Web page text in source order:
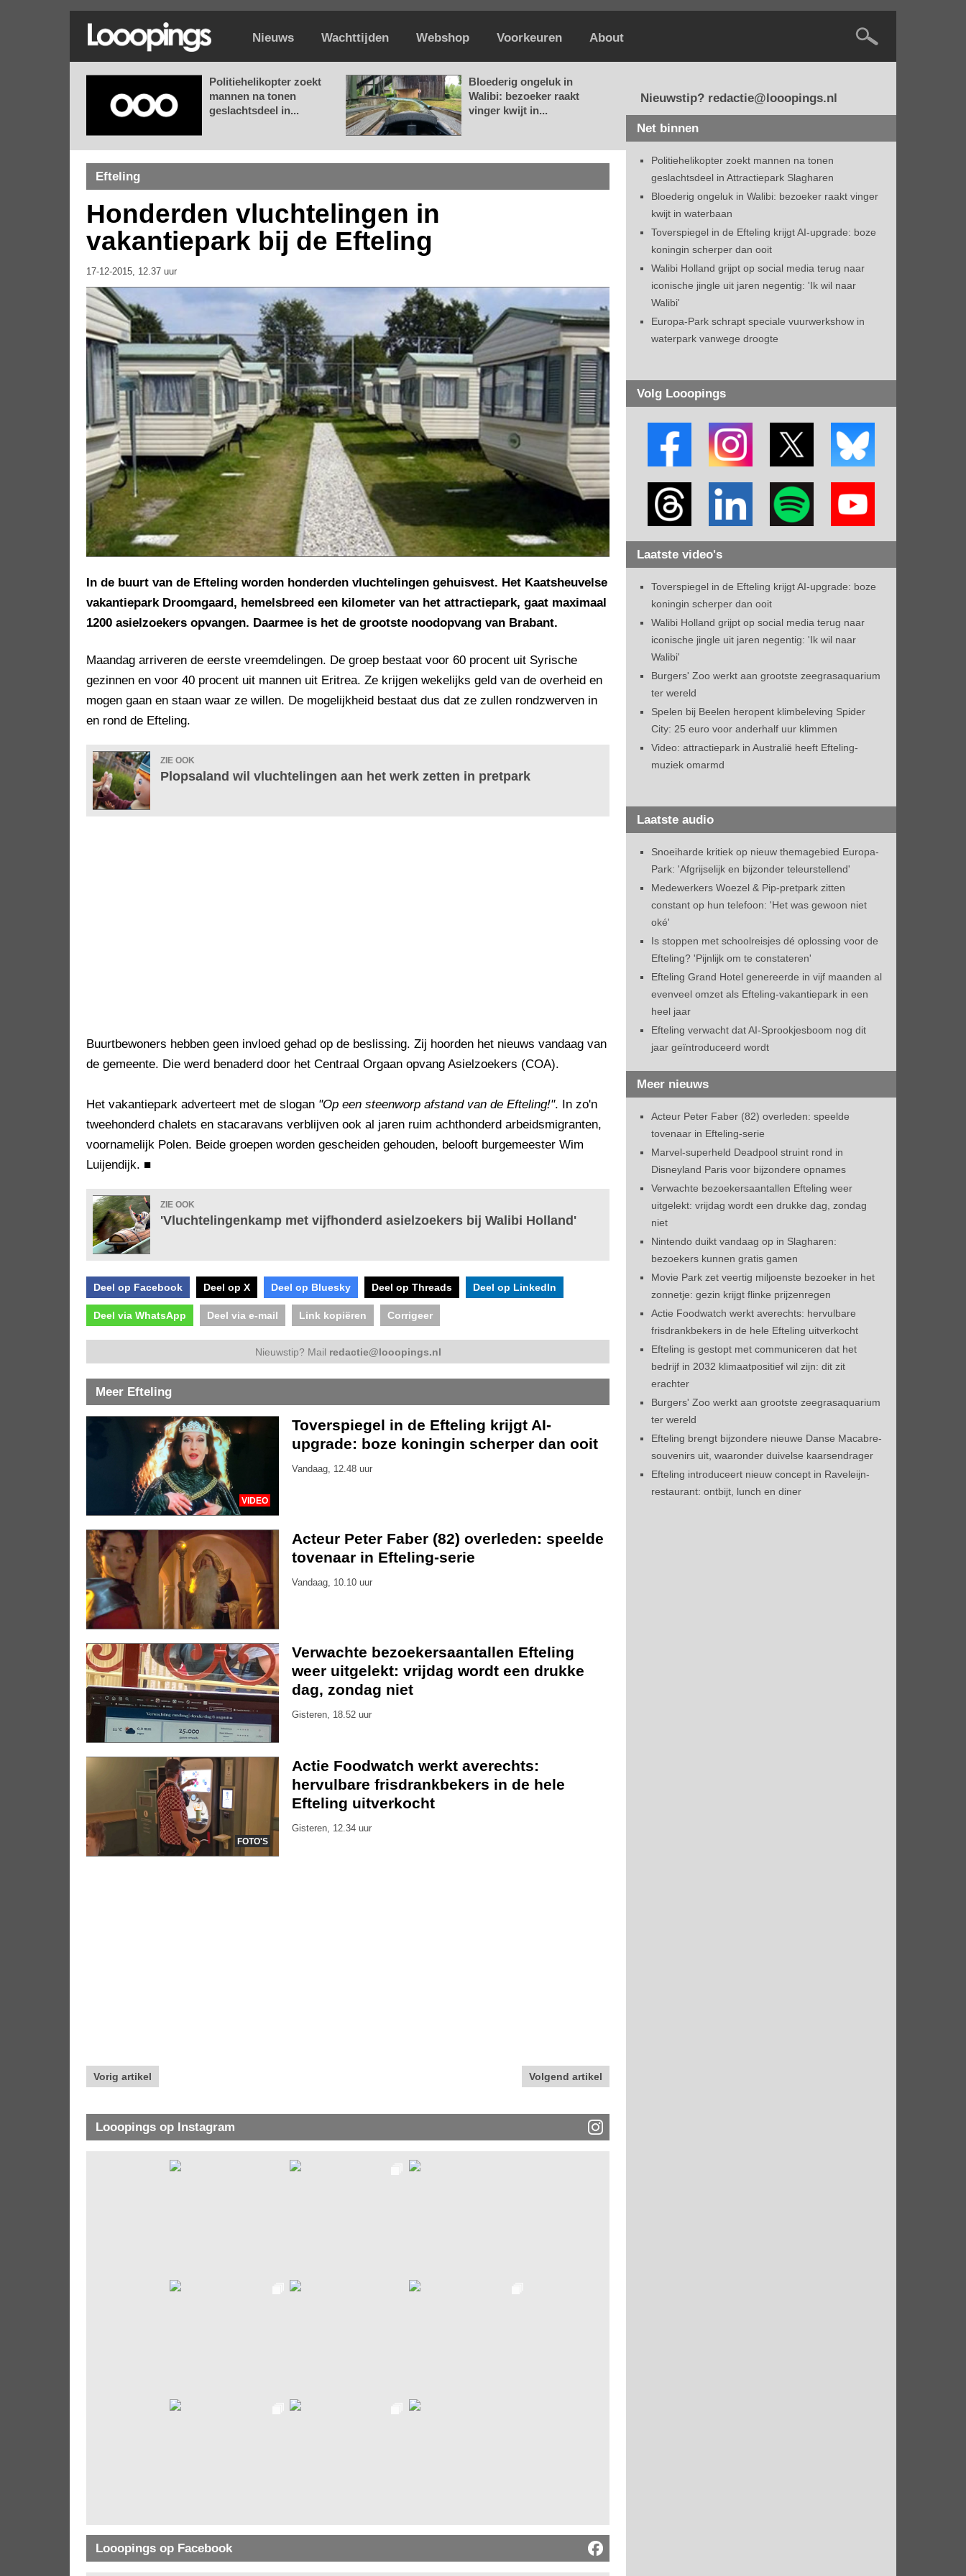
Nieuws Wachttijden Webshop Voorkeuren About
Politiehelikopter zoekt
mannen na tonen
geslachtsdeel in...
Bloederig ongeluk in
Walibi: bezoeker raakt
vinger kwijt in...
Efteling
Honderden vluchtelingen in
vakantiepark bij de Efteling
17-12-2015, 12.37 uur
In de buurt van de Efteling worden honderden vluchtelingen gehuisvest. Het Kaatsheuvelse
vakantiepark Droomgaard, hemelsbreed een kilometer van het attractiepark, gaat maximaal
1200 asielzoekers opvangen. Daarmee is het de grootste noodopvang van Brabant.
Maandag arriveren de eerste vreemdelingen. De groep bestaat voor 60 procent uit Syrische
gezinnen en voor 40 procent uit mannen uit Eritrea. Ze krijgen wekelijks geld van de overheid en
mogen gaan en staan waar ze willen. De mogelijkheid bestaat dus dat ze zullen rondzwerven in
en rond de Efteling.
ZIE OOK
Plopsaland wil vluchtelingen aan het werk zetten in pretpark
Buurtbewoners hebben geen invloed gehad op de beslissing. Zij hoorden het nieuws vandaag van
de gemeente. Die werd benaderd door het Centraal Orgaan opvang Asielzoekers (COA).
Het vakantiepark adverteert met de slogan "Op een steenworp afstand van de Efteling!". In zo'n
tweehonderd chalets en stacaravans verblijven ook al jaren ruim achthonderd arbeidsmigranten,
voornamelijk Polen. Beide groepen worden gescheiden gehouden, belooft burgemeester Wim
Luijendijk. ■
ZIE OOK
'Vluchtelingenkamp met vijfhonderd asielzoekers bij Walibi Holland'
Deel op Facebook Deel op X Deel op Bluesky Deel op Threads Deel op LinkedIn
Deel via WhatsApp Deel via e-mail Link kopiëren Corrigeer
Nieuwstip? Mail redactie@looopings.nl
Meer Efteling
VIDEO
Toverspiegel in de Efteling krijgt AI-
upgrade: boze koningin scherper dan ooit
Vandaag, 12.48 uur
Acteur Peter Faber (82) overleden: speelde
tovenaar in Efteling-serie
Vandaag, 10.10 uur
Verwachte bezoekersaantallen Efteling
weer uitgelekt: vrijdag wordt een drukke
dag, zondag niet
Gisteren, 18.52 uur
FOTO'S
Actie Foodwatch werkt averechts:
hervulbare frisdrankbekers in de hele
Efteling uitverkocht
Gisteren, 12.34 uur
Vorig artikel Volgend artikel
Looopings op Instagram
Looopings op Facebook
Nieuwstip? redactie@looopings.nl
Net binnen
Politiehelikopter zoekt mannen na tonen
geslachtsdeel in Attractiepark Slagharen
Bloederig ongeluk in Walibi: bezoeker raakt vinger
kwijt in waterbaan
Toverspiegel in de Efteling krijgt AI-upgrade: boze
koningin scherper dan ooit
Walibi Holland grijpt op social media terug naar
iconische jingle uit jaren negentig: 'Ik wil naar
Walibi'
Europa-Park schrapt speciale vuurwerkshow in
waterpark vanwege droogte
Volg Looopings
Laatste video's
Toverspiegel in de Efteling krijgt AI-upgrade: boze
koningin scherper dan ooit
Walibi Holland grijpt op social media terug naar
iconische jingle uit jaren negentig: 'Ik wil naar
Walibi'
Burgers' Zoo werkt aan grootste zeegrasaquarium
ter wereld
Spelen bij Beelen heropent klimbeleving Spider
City: 25 euro voor anderhalf uur klimmen
Video: attractiepark in Australië heeft Efteling-
muziek omarmd
Laatste audio
Snoeiharde kritiek op nieuw themagebied Europa-
Park: 'Afgrijselijk en bijzonder teleurstellend'
Medewerkers Woezel & Pip-pretpark zitten
constant op hun telefoon: 'Het was gewoon niet
oké'
Is stoppen met schoolreisjes dé oplossing voor de
Efteling? 'Pijnlijk om te constateren'
Efteling Grand Hotel genereerde in vijf maanden al
evenveel omzet als Efteling-vakantiepark in een
heel jaar
Efteling verwacht dat AI-Sprookjesboom nog dit
jaar geïntroduceerd wordt
Meer nieuws
Acteur Peter Faber (82) overleden: speelde
tovenaar in Efteling-serie
Marvel-superheld Deadpool struint rond in
Disneyland Paris voor bijzondere opnames
Verwachte bezoekersaantallen Efteling weer
uitgelekt: vrijdag wordt een drukke dag, zondag
niet
Nintendo duikt vandaag op in Slagharen:
bezoekers kunnen gratis gamen
Movie Park zet veertig miljoenste bezoeker in het
zonnetje: gezin krijgt flinke prijzenregen
Actie Foodwatch werkt averechts: hervulbare
frisdrankbekers in de hele Efteling uitverkocht
Efteling is gestopt met communiceren dat het
bedrijf in 2032 klimaatpositief wil zijn: dit zit
erachter
Burgers' Zoo werkt aan grootste zeegrasaquarium
ter wereld
Efteling brengt bijzondere nieuwe Danse Macabre-
souvenirs uit, waaronder duivelse kaarsendrager
Efteling introduceert nieuw concept in Raveleijn-
restaurant: ontbijt, lunch en diner